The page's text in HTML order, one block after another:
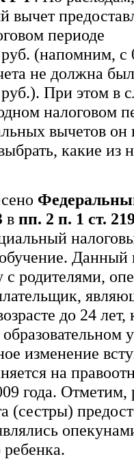
вычет
периоде
(напомним, с
не должна
При этом в
налоговом
вычетов
какие из
в пп. 2 п. 1 ст.
Данный
с родителями,
до 24
изменение
на
года. Отметим,
(сестры)